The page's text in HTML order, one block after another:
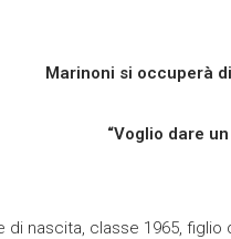
Marinoni si occuperà
“Voglio dare
di nascita, classe 1965,